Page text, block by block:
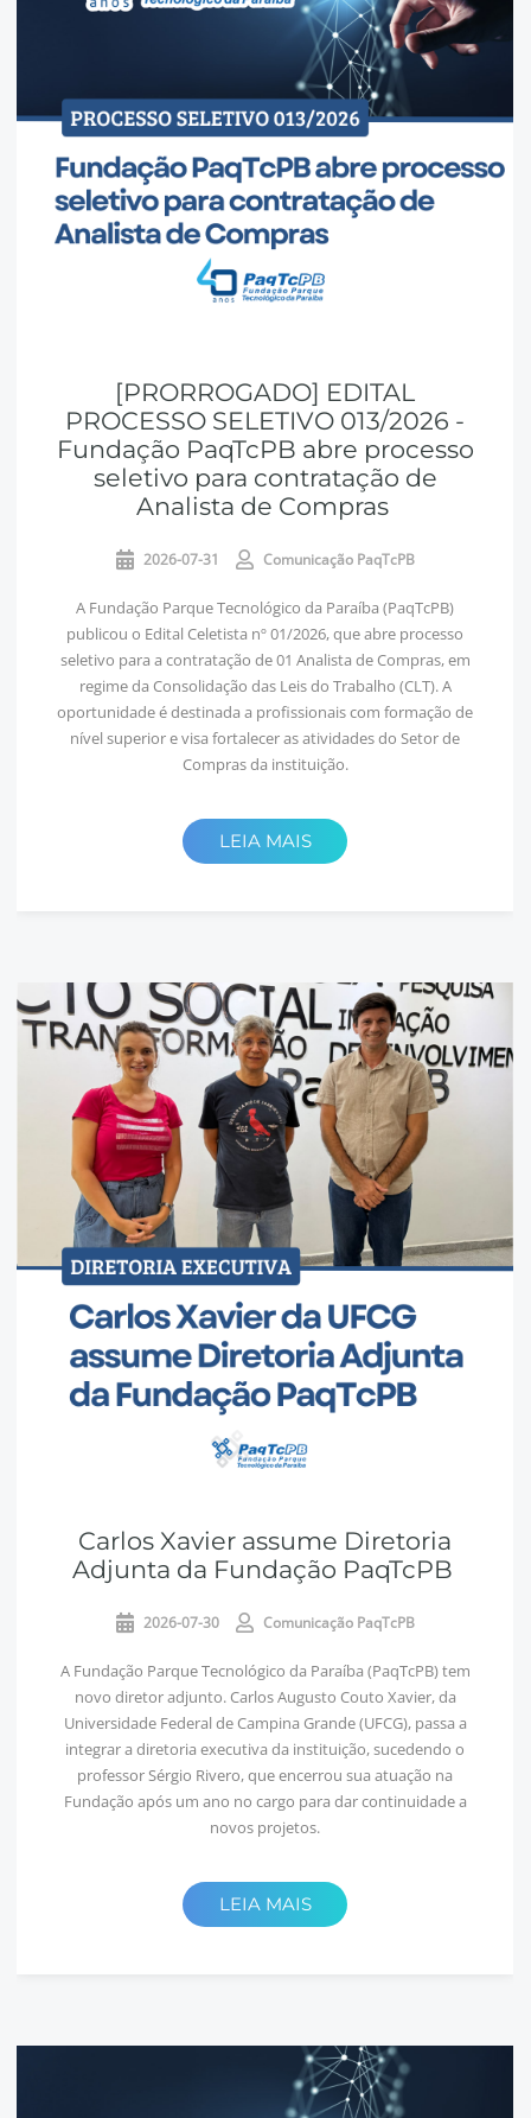
[PRORROGADO] EDITAL
PROCESSO SELETIVO 013/2026 -
Fundação PaqTcPB abre processo
seletivo para contratação de
Analista de Compras
2026-07-31 Comunicação PaqTcPB
A Fundação Parque Tecnológico da Paraíba (PaqTcPB)
publicou o Edital Celetista nº 01/2026, que abre processo
seletivo para a contratação de 01 Analista de Compras, em
regime da Consolidação das Leis do Trabalho (CLT). A
oportunidade é destinada a profissionais com formação de
nível superior e visa fortalecer as atividades do Setor de
Compras da instituição.
LEIA MAIS
Carlos Xavier assume Diretoria
Adjunta da Fundação PaqTcPB
2026-07-30 Comunicação PaqTcPB
A Fundação Parque Tecnológico da Paraíba (PaqTcPB) tem
novo diretor adjunto. Carlos Augusto Couto Xavier, da
Universidade Federal de Campina Grande (UFCG), passa a
integrar a diretoria executiva da instituição, sucedendo o
professor Sérgio Rivero, que encerrou sua atuação na
Fundação após um ano no cargo para dar continuidade a
novos projetos.
LEIA MAIS